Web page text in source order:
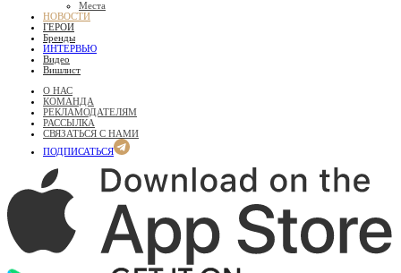
Места
НОВОСТИ
ГЕРОИ
Бренды
ИНТЕРВЬЮ
Видео
Вишлист
О НАС
КОМАНДА
РЕКЛАМОДАТЕЛЯМ
РАССЫЛКА
СВЯЗАТЬСЯ С НАМИ
ПОДПИСАТЬСЯ